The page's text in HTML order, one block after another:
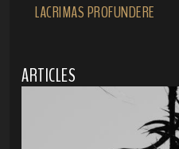
LACRIMAS PROFUNDERE
ARTICLES